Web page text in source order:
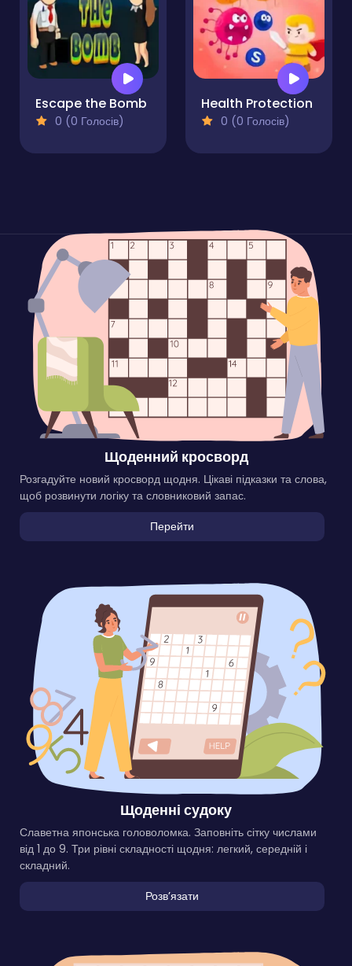
Escape the Bomb
0 (0 Голосів)
Health Protection
0 (0 Голосів)
Щоденний кросворд
Розгадуйте новий кросворд щодня. Цікаві підказки та слова,
щоб розвинути логіку та словниковий запас.
Перейти
Щоденні судоку
Славетна японська головоломка. Заповніть сітку числами
від 1 до 9. Три рівні складності щодня: легкий, середній і
складний.
Розвʼязати